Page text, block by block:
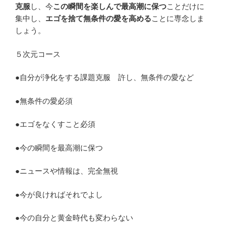
克服 し、今この瞬間を楽しんで最高潮に保つことだけに
集中し、 エゴを捨て無条件の愛を高めることに専念しま
しょう。
５次元コース
●自分が浄化をする課題克服 許し、無条件の愛など
●無条件の愛必須
●エゴをなくすこと必須
●今の瞬間を最高潮に保つ
●ニュースや情報は、完全無視
●今が良ければそれでよし
●今の自分と黄金時代も変わらない